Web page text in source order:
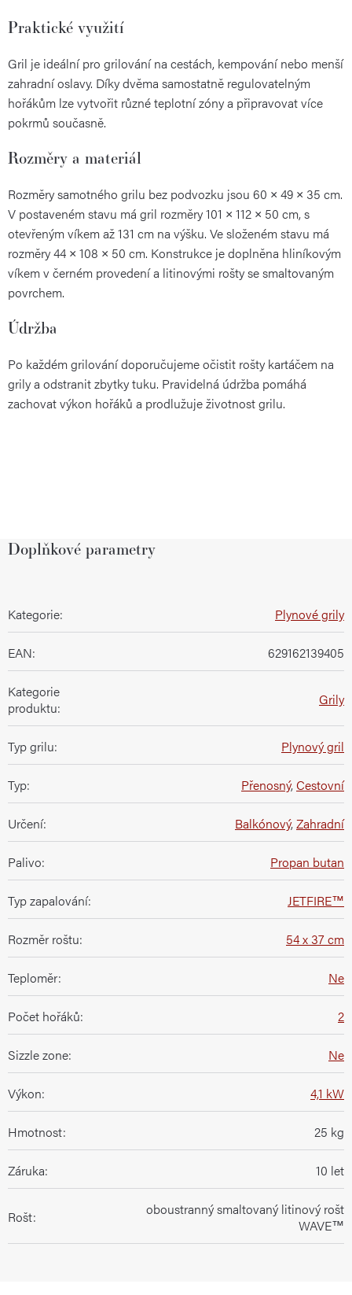
Praktické využití
Gril je ideální pro grilování na cestách, kempování nebo menší
zahradní oslavy. Díky dvěma samostatně regulovatelným
hořákům lze vytvořit různé teplotní zóny a připravovat více
pokrmů současně.
Rozměry a materiál
Rozměry samotného grilu bez podvozku jsou 60 × 49 × 35 cm.
V postaveném stavu má gril rozměry 101 × 112 × 50 cm, s
otevřeným víkem až 131 cm na výšku. Ve složeném stavu má
rozměry 44 × 108 × 50 cm. Konstrukce je doplněna hliníkovým
víkem v černém provedení a litinovými rošty se smaltovaným
povrchem.
Údržba
Po každém grilování doporučujeme očistit rošty kartáčem na
grily a odstranit zbytky tuku. Pravidelná údržba pomáhá
zachovat výkon hořáků a prodlužuje životnost grilu.
Doplňkové parametry
Kategorie: Plynové grily
EAN: 629162139405
Kategorie
produktu: Grily
Typ grilu: Plynový gril
Typ: Přenosný,Cestovní
Určení: Balkónový,Zahradní
Palivo: Propan butan
Typ zapalování: JETFIRE™
Rozměr roštu: 54 x 37 cm
Teploměr: Ne
Počet hořáků: 2
Sizzle zone: Ne
Výkon: 4,1 kW
Hmotnost: 25 kg
Záruka: 10 let
Rošt:
oboustranný smaltovaný litinový rošt
WAVE™